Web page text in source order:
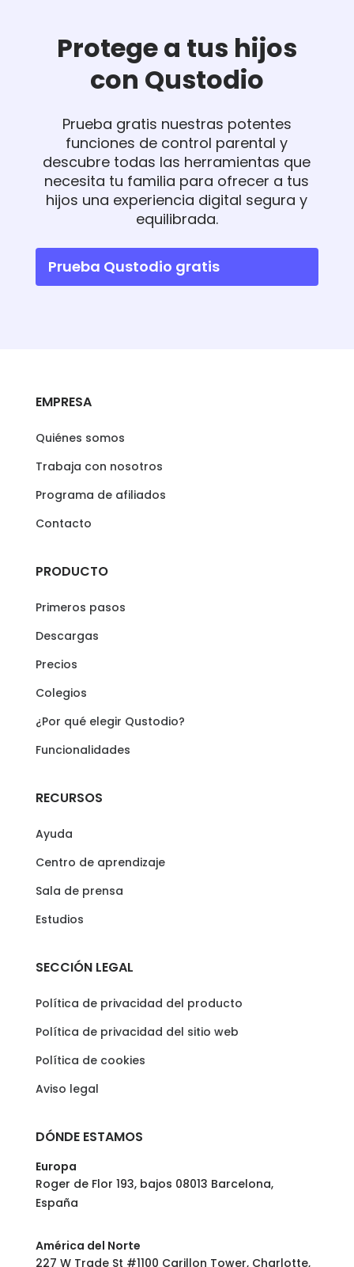
Protege a tus hijos
con Qustodio
Prueba gratis nuestras potentes
funciones de control parental y
descubre todas las herramientas que
necesita tu familia para ofrecer a tus
hijos una experiencia digital segura y
equilibrada.
Prueba Qustodio gratis
EMPRESA
Quiénes somos
Trabaja con nosotros
Programa de afiliados
Contacto
PRODUCTO
Primeros pasos
Descargas
Precios
Colegios
¿Por qué elegir Qustodio?
Funcionalidades
RECURSOS
Ayuda
Centro de aprendizaje
Sala de prensa
Estudios
SECCIÓN LEGAL
Política de privacidad del producto
Política de privacidad del sitio web
Política de cookies
Aviso legal
DÓNDE ESTAMOS
Europa
Roger de Flor 193, bajos 08013 Barcelona,
España
América del Norte
227 W Trade St #1100 Carillon Tower, Charlotte,